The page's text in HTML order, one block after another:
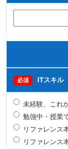
必須 ITスキル
未経験、これ
勉強中・授業
リファレンス
リファレンス